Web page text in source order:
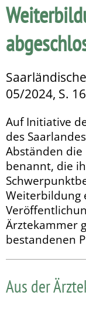
05/2024, S.
Auf Initiative
des
Abständen die
benannt, die
Weiterbildung
Ärztekammer
bestandenen
Aus der